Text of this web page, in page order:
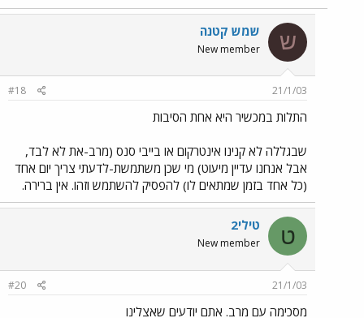
ש שמש קטנה
New member
21/1/03
#18
התלות במכשיר היא אחת הסיבות
שבגללה לא קנינו אינטרקום או בייבי סנס (מרב-את לא לבד,
אבל אנחנו עדיין מיעוט) מי שכן משתמשת-לדעתי צריך יום אחד
(כל אחד בזמן שמתאים לו) להפסיק להשתמש וזהו. אין ברירה.
ט טילי2
New member
21/1/03
#20
מסכימה עם מרב. אתם יודעים שאצלינו